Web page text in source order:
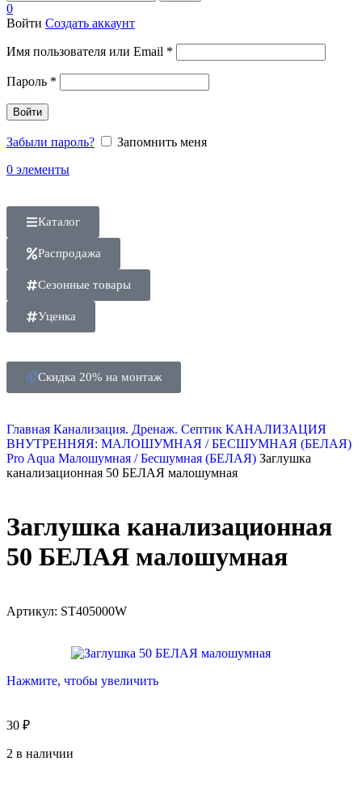
0
Войти Создать аккаунт
Имя пользователя или Email *
Пароль *
Войти
Забыли пароль?
Запомнить меня
0 элементы
Каталог
Распродажа
Сезонные товары
Уценка
Скидка 20% на монтаж
Главная Канализация. Дренаж. Септик КАНАЛИЗАЦИЯ
ВНУТРЕННЯЯ: МАЛОШУМНАЯ / БЕСШУМНАЯ (БЕЛАЯ)
Pro Aqua Малошумная / Бесшумная (БЕЛАЯ) Заглушка
канализационная 50 БЕЛАЯ малошумная
Заглушка канализационная
50 БЕЛАЯ малошумная
Артикул: ST405000W
Нажмите, чтобы увеличить
30 ₽
2 в наличии